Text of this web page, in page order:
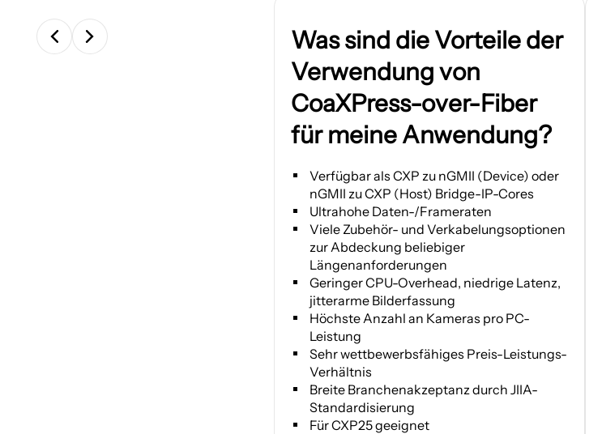
Was sind die Vorteile der
Verwendung von
CoaXPress-over-Fiber
für meine Anwendung?
Verfügbar als CXP zu nGMII (Device) oder
nGMII zu CXP (Host) Bridge-IP-Cores
Ultrahohe Daten-/Frameraten
Viele Zubehör- und Verkabelungsoptionen
zur Abdeckung beliebiger
Längenanforderungen
Geringer CPU-Overhead, niedrige Latenz,
jitterarme Bilderfassung
Höchste Anzahl an Kameras pro PC-
Leistung
Sehr wettbewerbsfähiges Preis-Leistungs-
Verhältnis
Breite Branchenakzeptanz durch JIIA-
Standardisierung
Für CXP25 geeignet